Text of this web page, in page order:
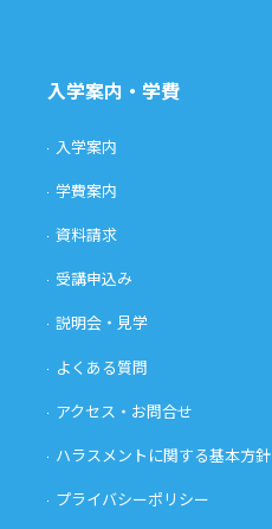
入学案内・学費
入学案内
学費案内
資料請求
受講申込み
説明会・見学
よくある質問
アクセス・お問合せ
ハラスメントに関する基本方針
プライバシーポリシー